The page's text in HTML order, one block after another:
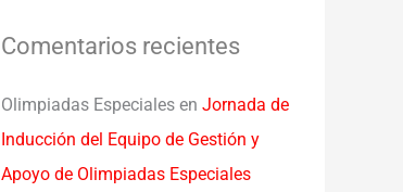
Comentarios recientes
Olimpiadas Especiales en Jornada de
Inducción del Equipo de Gestión y
Apoyo de Olimpiadas Especiales